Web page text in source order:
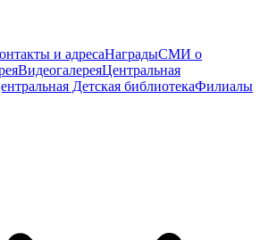
и адресаНаградыСМИ о
ВидеогалереяЦентральная
Детская библиотекаФилиалы